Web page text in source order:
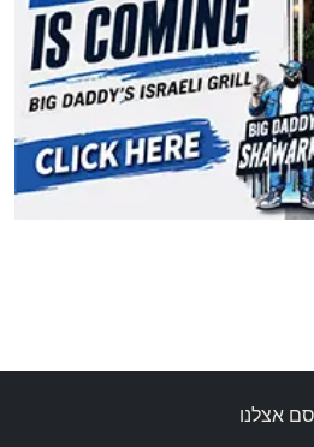
אצלנו